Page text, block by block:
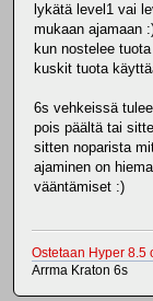
lykätä level1 vai
mukaan ajamaan
kun nostelee
kuskit tuota
6s vehkeissä
pois päältä tai
sitten noparista
ajaminen on
vääntämiset :)
Ostetaan Hyper 8.5
Arrma Kraton 6s